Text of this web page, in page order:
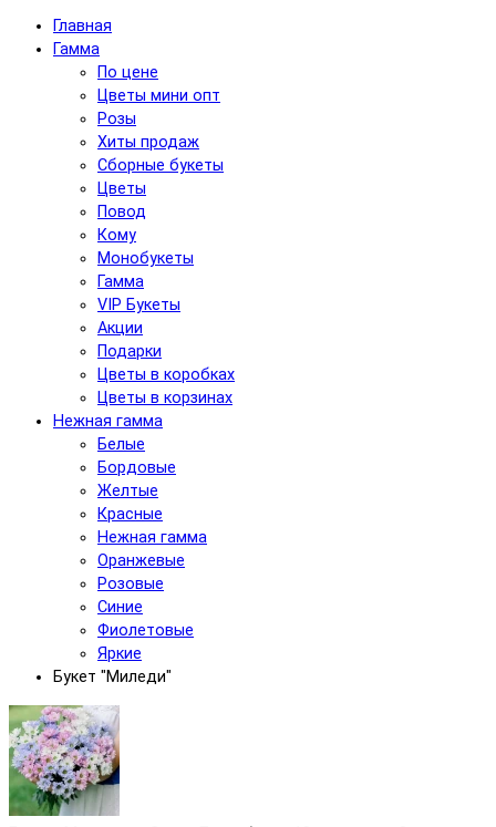
Главная
Гамма
По цене
Цветы мини опт
Розы
Хиты продаж
Сборные букеты
Цветы
Повод
Кому
Монобукеты
Гамма
VIP Букеты
Акции
Подарки
Цветы в коробках
Цветы в корзинах
Нежная гамма
Белые
Бордовые
Желтые
Красные
Нежная гамма
Оранжевые
Розовые
Синие
Фиолетовые
Яркие
Букет "Миледи"